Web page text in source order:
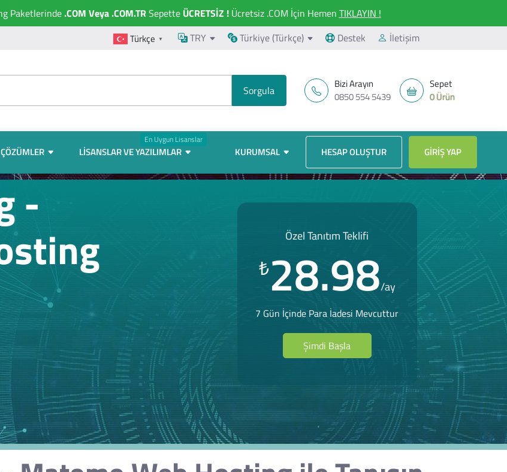
Paketlerinde .COM Veya .COM.TRSepette ÜCRETSİZ !Ücretsiz .COM İçin Hemen TIKLAYIN !
Türkçe ▼ TRY Türkiye (Türkçe) Destek İletişim
Bizi Arayın
0850 554 5439
Sepet
0 Ürün
ÇÖZÜMLER
En Uygun Lisanslar
LISANSLAR VE YAZILIMLAR KURUMSAL HESAP OLUŞTUR GIRIŞ YAP
-
Özel Tanıtım Teklifi
₺28.98/ay
7 Gün İçinde Para İadesi Mevcuttur
Şimdi Başla